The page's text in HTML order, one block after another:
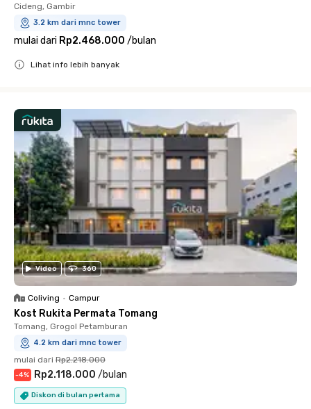
Cideng, Gambir
3.2 km dari mnc tower
mulai dari Rp2.468.000 /bulan
Lihat info lebih banyak
Video 360
Coliving • Campur
Kost Rukita Permata Tomang
Tomang, Grogol Petamburan
4.2 km dari mnc tower
mulai dari Rp2.218.000
-4% Rp2.118.000 /bulan
Diskon di bulan pertama